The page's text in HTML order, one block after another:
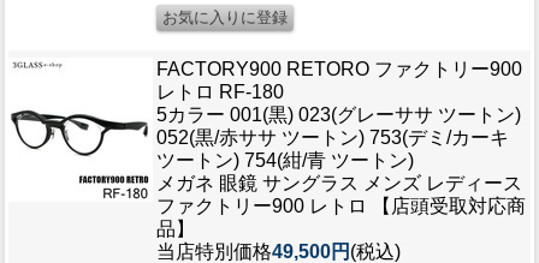
FACTORY900 RETORO ファクトリー900
レトロ RF-180
5カラー 001(黒) 023(グレーササ ツートン)
052(黒/赤ササ ツートン) 753(デミ/カーキ
ツートン) 754(紺/青 ツートン)
メガネ 眼鏡 サングラス メンズ レディース
ファクトリー900 レトロ 【店頭受取対応商
品】
当店特別価格49,500円 (税込)